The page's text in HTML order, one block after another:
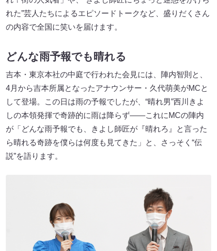
れた”芸人たちによるエピソードトークなど、盛りだくさん
の内容で全国に笑いを届けます。
どんな雨予報でも晴れる
吉本・東京本社の中庭で行われた会見には、陣内智則と、
4月から吉本所属となったアナウンサー・久代萌美がMCと
して登場。この日は雨の予報でしたが、“晴れ男”西川きよ
しの本領発揮で奇跡的に雨は降らず――これにMCの陣内
が「どんな雨予報でも、きよし師匠が『晴れろ』と言った
ら晴れる奇跡を僕らは何度も見てきた」と、さっそく“伝
説”を語ります。